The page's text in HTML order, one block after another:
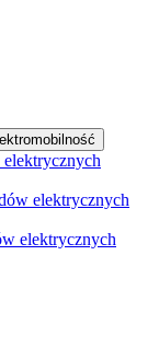
elektrycznych
elektrycznych
elektrycznych